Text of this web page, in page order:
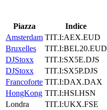
Piazza Indice
Amsterdam TIT.I:AEX.EUD
Bruxelles
TIT.I:BEL20.EUD
DJStoxx
TIT.I:SX5E.DJS
DJStoxx
TIT.I:SX5P.DJS
Francoforte TIT.I:DAX.DAX
HongKong TIT.I:HSI.HSN
Londra
TIT.I:UKX.FSE